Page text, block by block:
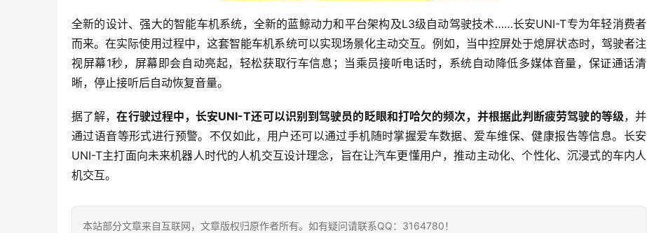
全新的设计、强大的智能车机系统，全新的蓝鲸动力和平台架构及L3级自动驾驶技术……长安UNI-T专为年轻消费者
而来。在实际使用过程中，这套智能车机系统可以实现场景化主动交互。例如，当中控屏处于熄屏状态时，驾驶者注
视屏幕1秒，屏幕即会自动亮起，轻松获取行车信息；当乘员接听电话时，系统自动降低多媒体音量，保证通话清
晰，停止接听后自动恢复音量。
据了解，在行驶过程中，长安UNI-T还可以识别到驾驶员的眨眼和打哈欠的频次，并根据此判断疲劳驾驶的等级，并
通过语音等形式进行预警。不仅如此，用户还可以通过手机随时掌握爱车数据、爱车维保、健康报告等信息。长安
UNI-T主打面向未来机器人时代的人机交互设计理念，旨在让汽车更懂用户，推动主动化、个性化、沉浸式的车内人
机交互。
本站部分文章来自互联网，文章版权归原作者所有。如有疑问请联系QQ：3164780！